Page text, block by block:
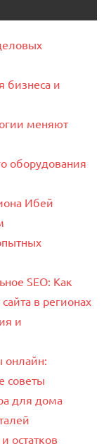
бизнеса и
меняют
оборудования
Ибей
SEO: Как
в регионах
и
онлайн:
советы
для дома
остатков